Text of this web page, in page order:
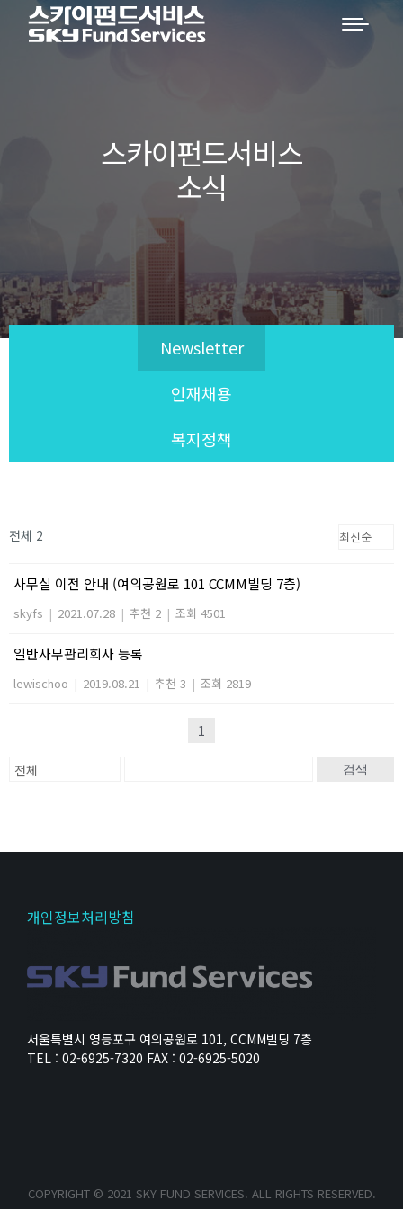
스카이펀드서비스
소식
Newsletter
인재채용
복지정책
전체 2
사무실 이전 안내 (여의공원로 101 CCMM빌딩 7층)
skyfs | 2021.07.28 | 추천 2 | 조회 4501
일반사무관리회사 등록
lewischoo | 2019.08.21 | 추천 3 | 조회 2819
1
검색
개인정보처리방침
서울특별시 영등포구 여의공원로 101, CCMM빌딩 7층
TEL : 02-6925-7320 FAX : 02-6925-5020
COPYRIGHT © 2021 SKY FUND SERVICES. ALL RIGHTS RESERVED.